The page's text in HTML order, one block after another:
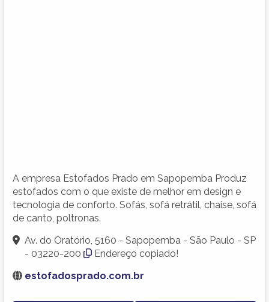
A empresa Estofados Prado em Sapopemba Produz
estofados com o que existe de melhor em design e
tecnologia de conforto. Sofás, sofá retrátil, chaise, sofá
de canto, poltronas.
Av. do Oratório, 5160 - Sapopemba - São Paulo - SP
- 03220-200
Endereço copiado!
estofadosprado.com.br